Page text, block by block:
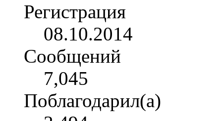
Регистрация
08.10.2014
Сообщений
7,045
Поблагодарил(а)